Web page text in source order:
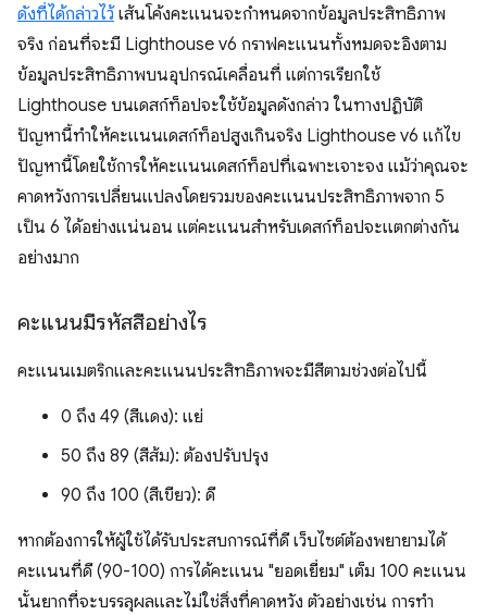
ดังที่ได้กล่าวไว้ เส้นโค้งคะแนนจะกำหนดจากข้อมูลประสิทธิภาพ
จริง ก่อนที่จะมี Lighthouse v6 กราฟคะแนนทั้งหมดจะอิงตาม
ข้อมูลประสิทธิภาพบนอุปกรณ์เคลื่อนที่ แต่การเรียกใช้
Lighthouse บนเดสก์ท็อปจะใช้ข้อมูลดังกล่าว ในทางปฏิบัติ
ปัญหานี้ทำให้คะแนนเดสก์ท็อปสูงเกินจริง Lighthouse v6 แก้ไข
ปัญหานี้โดยใช้การให้คะแนนเดสก์ท็อปที่เฉพาะเจาะจง แม้ว่าคุณจะ
คาดหวังการเปลี่ยนแปลงโดยรวมของคะแนนประสิทธิภาพจาก 5
เป็น 6 ได้อย่างแน่นอน แต่คะแนนสำหรับเดสก์ท็อปจะแตกต่างกัน
อย่างมาก
คะแนนมีรหัสสีอย่างไร
คะแนนเมตริกและคะแนนประสิทธิภาพจะมีสีตามช่วงต่อไปนี้
0 ถึง 49 (สีแดง): แย่
50 ถึง 89 (สีส้ม): ต้องปรับปรุง
90 ถึง 100 (สีเขียว): ดี
หากต้องการให้ผู้ใช้ได้รับประสบการณ์ที่ดี เว็บไซต์ต้องพยายามได้
คะแนนที่ดี (90-100) การได้คะแนน "ยอดเยี่ยม" เต็ม 100 คะแนน
นั้นยากที่จะบรรลุผลและไม่ใช่สิ่งที่คาดหวัง ตัวอย่างเช่น การทำ